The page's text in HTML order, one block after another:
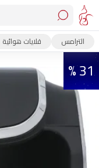
الترامس قلايات هوائية
31 %